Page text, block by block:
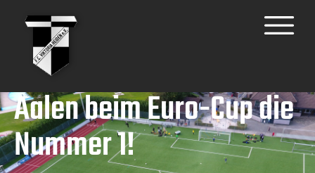
Aalen beim Euro-Cup die
Nummer 1!